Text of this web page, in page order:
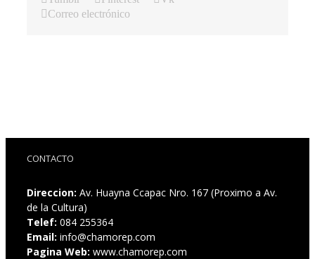
Correo electrónico
CONTACTO
Direccion: Av. Huayna Ccapac Nro. 167 (Proximo a Av.
de la Cultura)
Telef: 084 255364
Email: info@chamorep.com
Pagina Web: www.chamorep.com